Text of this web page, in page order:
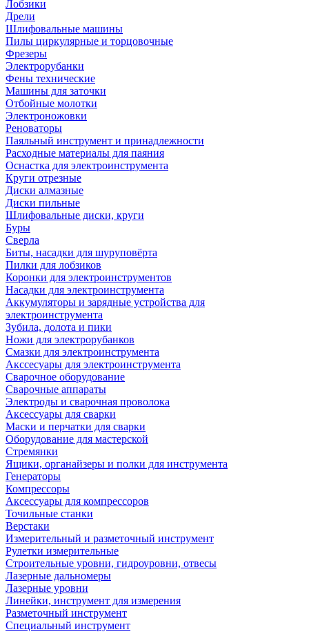
Лобзики
Дрели
Шлифовальные машины
Пилы циркулярные и торцовочные
Фрезеры
Электрорубанки
Фены технические
Машины для заточки
Отбойные молотки
Электроножовки
Реноваторы
Паяльный инструмент и принадлежности
Расходные материалы для паяния
Оснастка для электроинструмента
Круги отрезные
Диски алмазные
Диски пильные
Шлифовальные диски, круги
Буры
Сверла
Биты, насадки для шуруповёрта
Пилки для лобзиков
Коронки для электроинструментов
Насадки для электроинструмента
Аккумуляторы и зарядные устройства для
электроинструмента
Зубила, долота и пики
Ножи для электрорубанков
Смазки для электроинструмента
Акссесуары для электроинструмента
Сварочное оборудование
Сварочные аппараты
Электроды и сварочная проволока
Аксессуары для сварки
Маски и перчатки для сварки
Оборудование для мастерской
Стремянки
Ящики, органайзеры и полки для инструмента
Генераторы
Компрессоры
Аксессуары для компрессоров
Точильные станки
Верстаки
Измерительный и разметочный инструмент
Рулетки измерительные
Строительные уровни, гидроуровни, отвесы
Лазерные дальномеры
Лазерные уровни
Линейки, инструмент для измерения
Разметочный инструмент
Специальный инструмент